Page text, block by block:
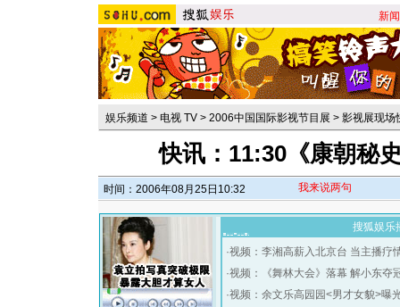
新闻
娱乐频道 > 电视 TV > 2006中国国际影视节目展 > 影视展现场
快讯：11:30《康朝秘
时间：2006年08月25日10:32 我来说两句
搜狐娱乐
·视频：李湘高薪入北京台 当主播疗
·视频：《舞林大会》落幕 解小东夺
·视频：余文乐高园园<男才女貌>曝